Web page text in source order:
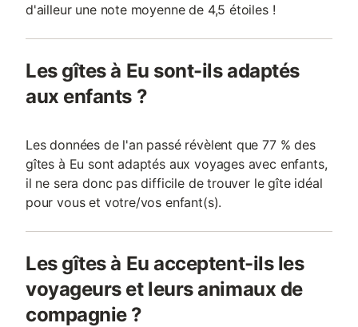
d'ailleur une note moyenne de 4,5 étoiles !
Les gîtes à Eu sont-ils adaptés
aux enfants ?
Les données de l'an passé révèlent que 77 % des
gîtes à Eu sont adaptés aux voyages avec enfants,
il ne sera donc pas difficile de trouver le gîte idéal
pour vous et votre/vos enfant(s).
Les gîtes à Eu acceptent-ils les
voyageurs et leurs animaux de
compagnie ?